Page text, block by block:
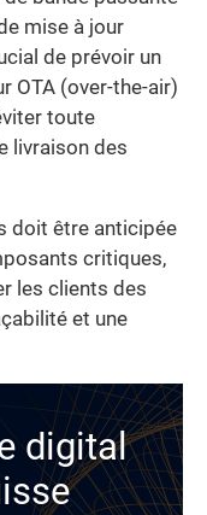
mise à jour
de prévoir un
OTA (over-the-air)
toute
livraison des
doit être anticipée
critiques,
les clients des
et une
digital